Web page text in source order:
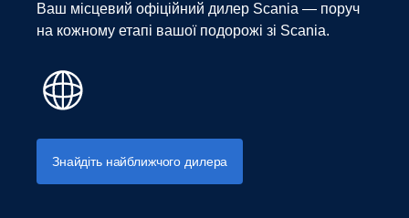
Ваш місцевий офіційний дилер Scania — поруч
на кожному етапі вашої подорожі зі Scania.
Знайдіть найближчого дилера